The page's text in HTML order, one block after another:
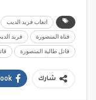
اتعاب فريد الديب
فتاة المنصورة فريد
قاتل طالبة المنصورة
شارك